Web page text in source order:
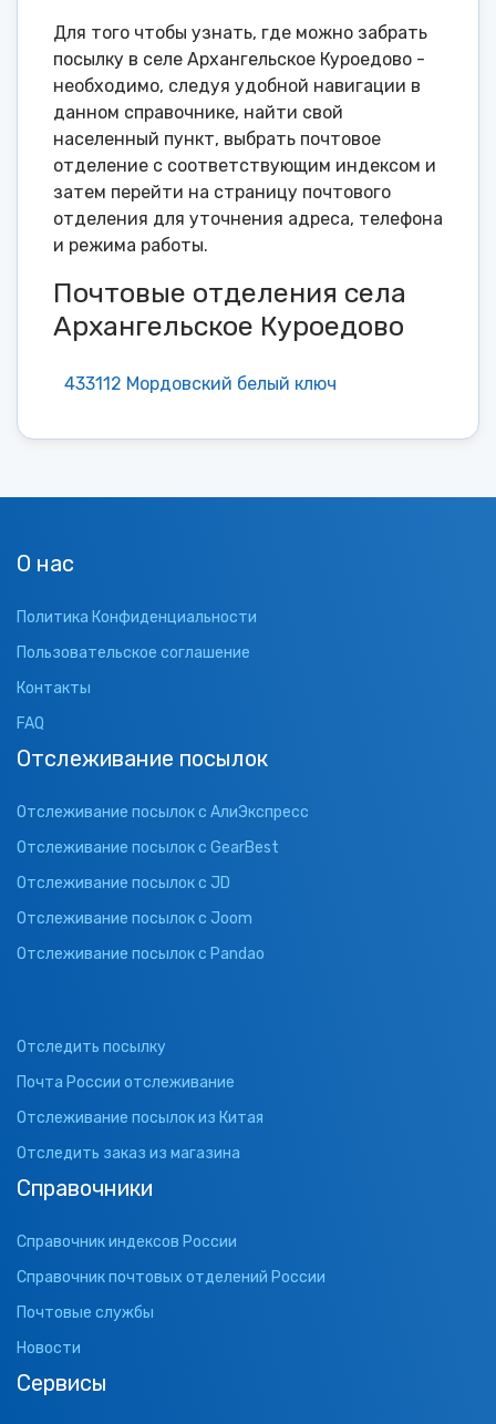
Для того чтобы узнать, где можно забрать
посылку в селе Архангельское Куроедово -
необходимо, следуя удобной навигации в
данном справочнике, найти свой
населенный пункт, выбрать почтовое
отделение с соответствующим индексом и
затем перейти на страницу почтового
отделения для уточнения адреса, телефона
и режима работы.
Почтовые отделения села
Архангельское Куроедово
433112 Мордовский белый ключ
О нас
Политика Конфиденциальности
Пользовательское соглашение
Контакты
FAQ
Отслеживание посылок
Отслеживание посылок с АлиЭкспресс
Отслеживание посылок с GearBest
Отслеживание посылок с JD
Отслеживание посылок с Joom
Отслеживание посылок с Pandao
Отследить посылку
Почта России отслеживание
Отслеживание посылок из Китая
Отследить заказ из магазина
Справочники
Справочник индексов России
Справочник почтовых отделений России
Почтовые службы
Новости
Сервисы